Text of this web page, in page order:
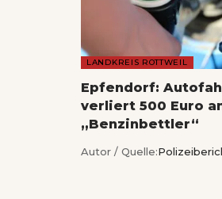
LANDKREIS ROTTWEIL
Epfendorf:
verliert 500 Euro
„Benzinbettler“
Autor / Quelle: